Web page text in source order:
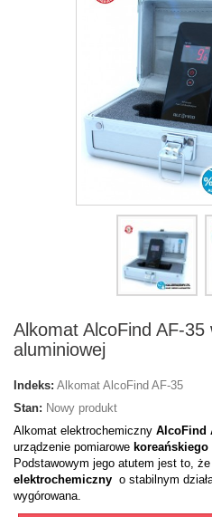
Alkomat AlcoFind AF-35
aluminiowej
Indeks: Alkomat AlcoFind AF-35
Stan: Nowy produkt
Alkomat elektrochemiczny AlcoFind
urządzenie pomiarowe
Podstawowym jego atutem jest to,
elektrochemiczny o stabilnym
wygórowana.